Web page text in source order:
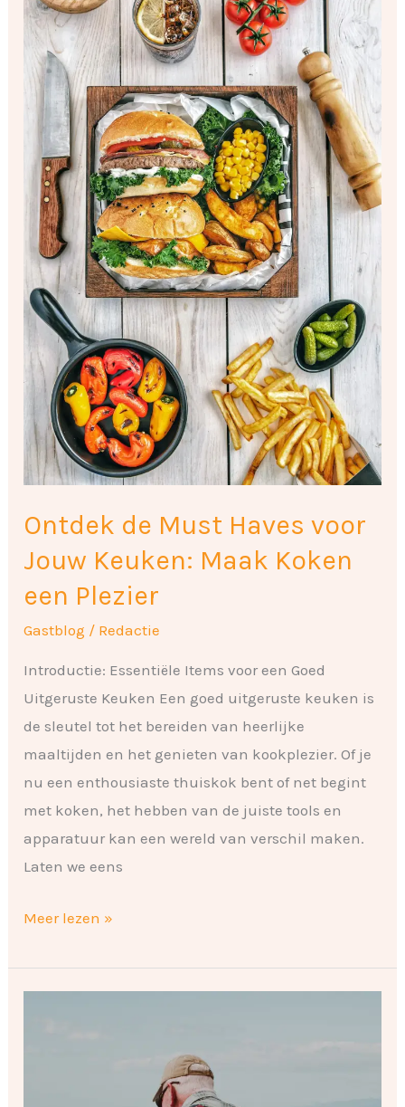
Ontdek de Must Haves voor
Jouw Keuken: Maak Koken
een Plezier
Gastblog / Redactie
Introductie: Essentiële Items voor een Goed
Uitgeruste Keuken Een goed uitgeruste keuken is
de sleutel tot het bereiden van heerlijke
maaltijden en het genieten van kookplezier. Of je
nu een enthousiaste thuiskok bent of net begint
met koken, het hebben van de juiste tools en
apparatuur kan een wereld van verschil maken.
Laten we eens
Must
Haves
voor
Jouw
Keuken:
Maak
Koken
een
Plezier
Meer lezen »